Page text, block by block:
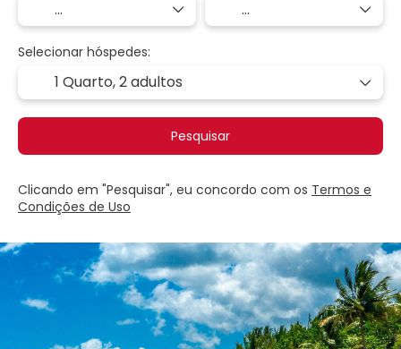
Selecionar hóspedes:
1 Quarto,2 adultos
Pesquisar
Clicando em "Pesquisar", eu concordo com os Termos e
Condições de Uso